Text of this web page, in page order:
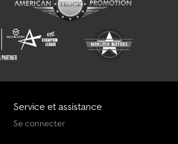
Service et assistance
Se connecter